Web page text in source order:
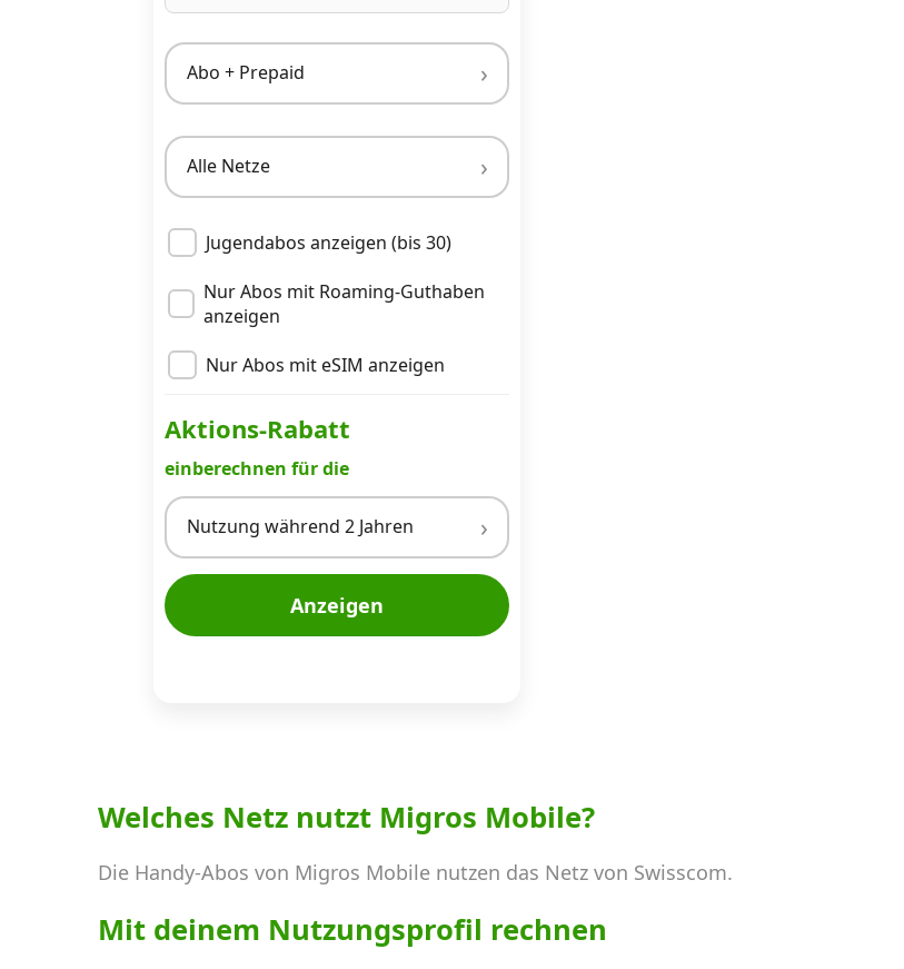
Abo + Prepaid
Alle Netze
Jugendabos anzeigen (bis 30)
Nur Abos mit Roaming-Guthaben
anzeigen
Nur Abos mit eSIM anzeigen
Aktions-Rabatt
einberechnen für die
Nutzung während 2 Jahren
Anzeigen
Welches Netz nutzt Migros Mobile?
Die Handy-Abos von Migros Mobile nutzen das Netz von Swisscom.
Mit deinem Nutzungsprofil rechnen